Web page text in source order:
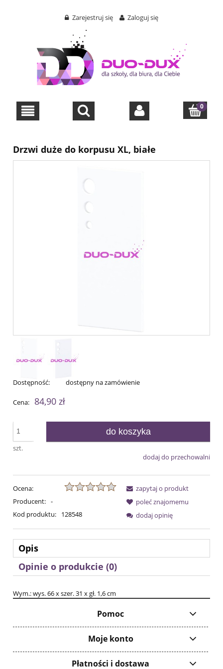
Zarejestruj się Zaloguj się
Drzwi duże do korpusu XL, białe
Dostępność: dostępny na zamówienie
Cena: 84,90 zł
szt.
do koszyka
dodaj do przechowalni
Ocena:
Producent: -
Kod produktu:
128548
zapytaj o produkt
poleć znajomemu
dodaj opinię
Opis
Opinie o produkcie (0)
Wym.: wys. 66 x szer. 31 x gł. 1,6 cm
Pomoc
Moje konto
Płatności i dostawa